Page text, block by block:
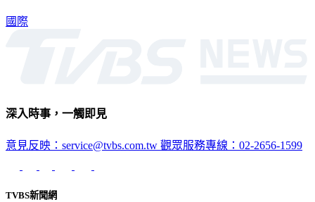
國際
深入時事，一觸即見
意見反映：service@tvbs.com.tw 觀眾服務專線：02-2656-1599
TVBS新聞網